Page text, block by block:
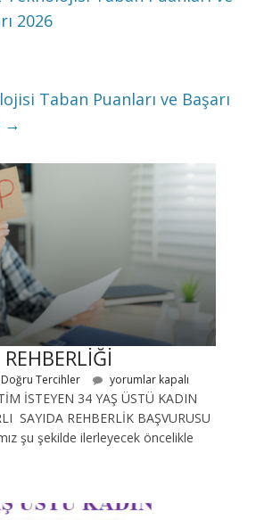
2026
Taban Puanları ve Başarı
→
Doğru Tercihler yorumlar kapalı
İSTEYEN 34 YAŞ ÜSTÜ KADIN
SAYIDA REHBERLİK BAŞVURUSU
şu şekilde ilerleyecek öncelikle